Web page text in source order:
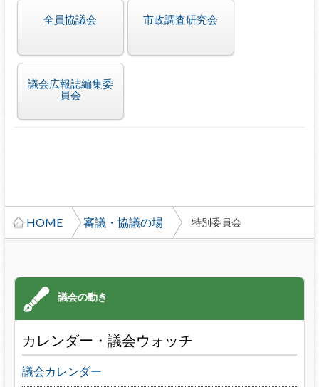
全員協議会 市政調査研究会
議会広報誌編集委
員会
HOME 審議・協議の場 特別委員会
カレンダー・議会ウォッチ
議会カレンダー